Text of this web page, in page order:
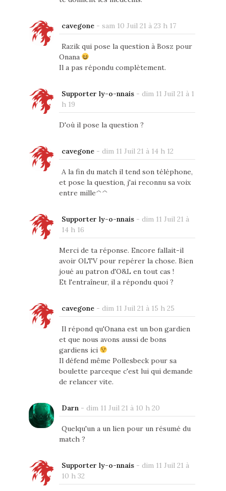
cavegone- sam 10 Juil 21 à 23 h 17
Razik qui pose la question à Bosz pour
Onana
Il a pas répondu complètement.
Supporter ly-o-nnais- dim 11 Juil 21 à 1
h 19
D'où il pose la question ?
cavegone- dim 11 Juil 21 à 14 h 12
A la fin du match il tend son téléphone,
et pose la question, j'ai reconnu sa voix
entre mille^^
Supporter ly-o-nnais- dim 11 Juil 21 à
14 h 16
Merci de ta réponse. Encore fallait-il
avoir OLTV pour repérer la chose. Bien
joué au patron d'O&L en tout cas !
Et l'entraîneur, il a répondu quoi ?
cavegone- dim 11 Juil 21 à 15 h 25
Il répond qu'Onana est un bon gardien
et que nous avons aussi de bons
gardiens ici
Il défend même Pollesbeck pour sa
boulette parceque c'est lui qui demande
de relancer vite.
Darn- dim 11 Juil 21 à 10 h 20
Quelqu'un a un lien pour un résumé du
match ?
Supporter ly-o-nnais- dim 11 Juil 21 à
10 h 32